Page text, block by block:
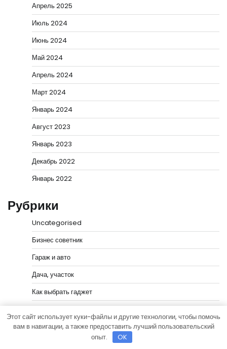
Апрель 2025
Июль 2024
Июнь 2024
Май 2024
Апрель 2024
Март 2024
Январь 2024
Август 2023
Январь 2023
Декабрь 2022
Январь 2022
Рубрики
Uncategorised
Бизнес советник
Гараж и авто
Дача, участок
Как выбрать гаджет
Ремонт и отделка
Этот сайт использует куки-файлы и другие технологии, чтобы помочь
вам в навигации, а также предоставить лучший пользовательский
опыт.
OK